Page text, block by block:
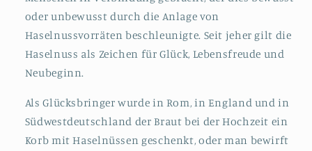
oder unbewusst durch die Anlage von
Haselnussvorräten beschleunigte. Seit jeher gilt die
Haselnuss als Zeichen für Glück, Lebensfreude und
Neubeginn.
Als Glücksbringer wurde in Rom, in England und in
Südwestdeutschland der Braut bei der Hochzeit ein
Korb mit Haselnüssen geschenkt, oder man bewirft